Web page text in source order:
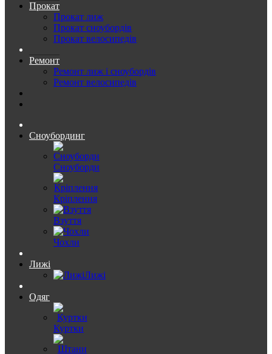
Прокат
Прокат лиж
Прокат сноубордів
Прокат велосипедів
Ремонт
Ремонт лиж і сноубордів
Ремонт велосипедів
Сноубординг
Сноуборди
Кріплення
Взуття
Чохли
Лижі
Лижі
Одяг
Куртки